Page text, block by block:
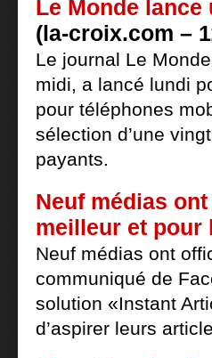
Le Monde
(la-croix.com –
Le journal Le
midi, a lancé lundi
pour téléphones
sélection d’une
payants.
Neuf médias
meilleur et pour
Neuf médias ont
communiqué de
solution «Instant
d’aspirer leurs